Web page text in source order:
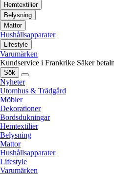
Hemtextilier
Belysning
Mattor
Hushållsapparater
Lifestyle
Varumärken
Kundservice i Frankrike Säker
Sök
Nyheter
Utomhus & Trädgård
Möbler
Dekorationer
Bordsdukningar
Hemtextilier
Belysning
Mattor
Hushållsapparater
Lifestyle
Varumärken